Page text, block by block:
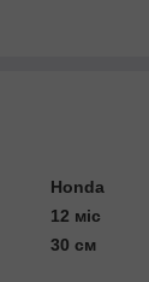
Honda
12 міс
30 см